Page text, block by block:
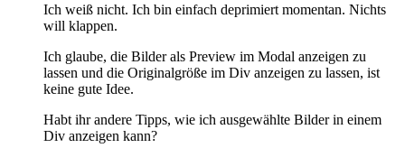
Ich weiß nicht. Ich bin einfach deprimiert momentan. Nichts
will klappen.
Ich glaube, die Bilder als Preview im Modal anzeigen zu
lassen und die Originalgröße im Div anzeigen zu lassen, ist
keine gute Idee.
Habt ihr andere Tipps, wie ich ausgewählte Bilder in einem
Div anzeigen kann?